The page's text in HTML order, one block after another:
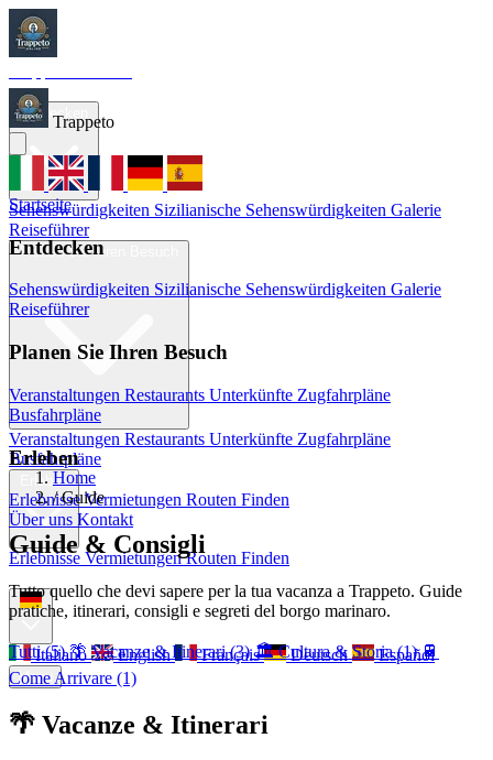
Startseite
Sehenswürdigkeiten Sizilianische Sehenswürdigkeiten Galerie
Reiseführer
Veranstaltungen Restaurants Unterkünfte Zugfahrpläne
Busfahrpläne
Erleben
Erlebnisse VermietungenRouten Finden
Italiano English Français Deutsch Español
Menu
Trappeto
Startseite
Entdecken
Sehenswürdigkeiten Sizilianische Sehenswürdigkeiten Galerie
Reiseführer
Planen Sie Ihren Besuch
Veranstaltungen Restaurants Unterkünfte Zugfahrpläne
Busfahrpläne
Erleben
Erlebnisse Vermietungen Routen Finden
Über uns Kontakt
Home
/ Guide
Guide & Consigli
Tutto quello che devi sapere per la tua vacanza a Trappeto. Guide
pratiche, itinerari, consigli e segreti del borgo marinaro.
Tutti (5)🌴 Vacanze & Itinerari (3)🏛️ Cultura & Storia (1)🚆
Come Arrivare (1)
🌴 Vacanze & Itinerari